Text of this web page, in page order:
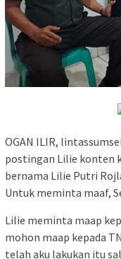
OGAN ILIR,
postingan Lilie konten
bernama Lilie Putri
Untuk meminta maaf,
Lilie meminta maap
mohon maap kepada
telah aku lakukan itu